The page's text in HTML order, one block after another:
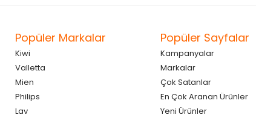
Popüler Markalar
Kiwi
Valletta
Mien
Philips
Lav
Popüler Sayfalar
Kampanyalar
Markalar
Çok Satanlar
En Çok Aranan Ürünler
Yeni Ürünler